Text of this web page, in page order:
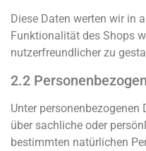
Diese Daten werten wir in
Funktionalität des Shops
nutzerfreundlicher zu
2.2
Unter
über sachliche oder
bestimmten natürlichen